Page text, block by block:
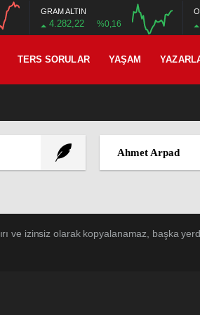
GRAM ALTIN
4.282,22 %0,16
TERS SORULAR YAŞAM
Ahmet Arpad
ve izinsiz olarak kopyalanamaz, başka